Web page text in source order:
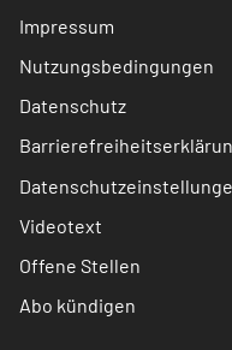
Impressum
Nutzungsbedingungen
Datenschutz
Videotext
Offene Stellen
Abo kündigen